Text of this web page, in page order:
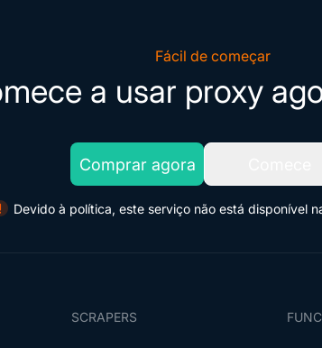
Fácil de começar
a usar proxy
Comprar agora
Devido à política, este serviço não está disponível
SCRAPERS